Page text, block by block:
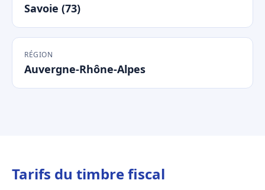
Savoie (73)
RÉGION
Auvergne-Rhône-Alpes
Tarifs du timbre fiscal